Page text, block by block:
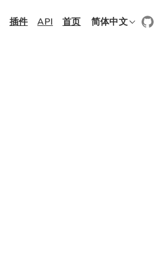
插件 API 首页 简体中文